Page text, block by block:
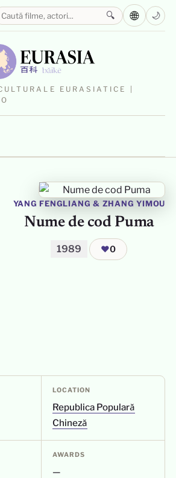
EURASIATICE |
🔍 🌐 🌙
YANG FENGLIANG & ZHANG YIMOU
Nume de cod Puma
1989 ❤0
LOCATION
Republica Populară
Chineză
AWARDS
—